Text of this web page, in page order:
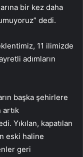
bir kez daha
dedi.
11 ilimizde
adımların
başka şehirlere
Yıkılan, kapatılan
eski haline
geri